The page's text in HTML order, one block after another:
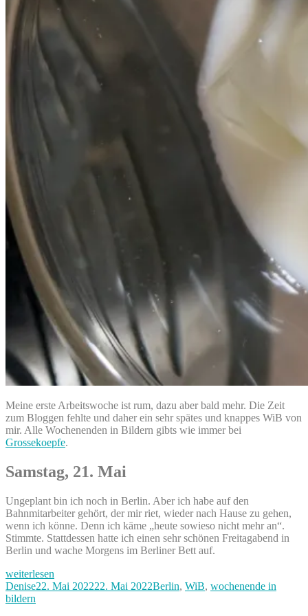
Meine erste Arbeitswoche ist rum, dazu aber bald mehr. Die Zeit
zum Bloggen fehlte und daher ein sehr spätes und knappes WiB von
mir. Alle Wochenenden in Bildern gibts wie immer bei
Grossekoepfe.
Samstag, 21. Mai
Ungeplant bin ich noch in Berlin. Aber ich habe auf den
Bahnmitarbeiter gehört, der mir riet, wieder nach Hause zu gehen,
wenn ich könne. Denn ich käme „heute sowieso nicht mehr an“.
Stimmte. Stattdessen hatte ich einen sehr schönen Freitagabend in
Berlin und wache Morgens im Berliner Bett auf.
„Tschüß,
Berlin
–
weiterlesen
Autor
DeniseVeröffentlicht
22. Mai 202222. Mai 2022Kategorien
Berlin, WiB, wochenende in
bildern